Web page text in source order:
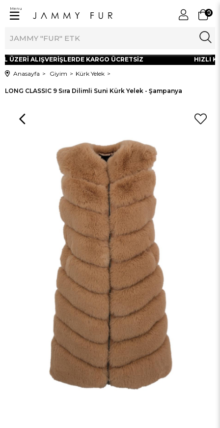
0
Menu
ÜZERİ ALIŞVERİŞLERDE KARGO ÜCRETSİZ
HIZLI
Anasayfa
Giyim Kürk Yelek
LONG CLASSIC 9 Sıra Dilimli Suni Kürk Yelek - Şampanya